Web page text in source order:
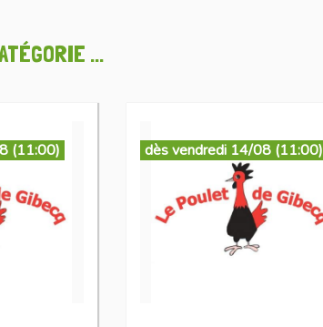
...
(11:00) dès vendredi 14/08 (11:00)